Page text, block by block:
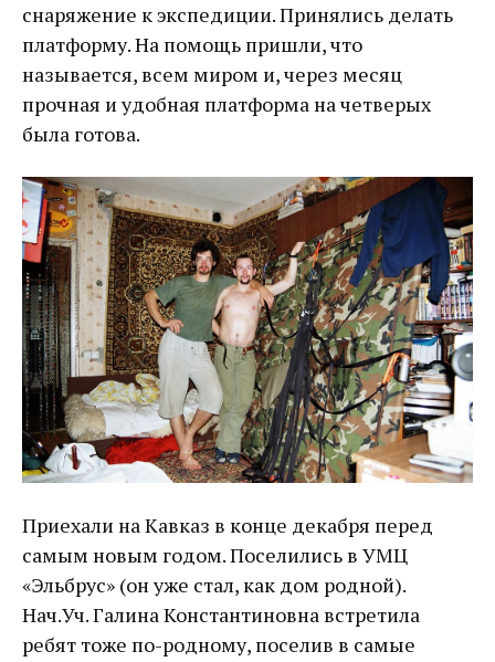
снаряжение к экспедиции. Принялись делать
платформу. На помощь пришли, что
называется, всем миром и, через месяц
прочная и удобная платформа на четверых
была готова.
Приехали на Кавказ в конце декабря перед
самым новым годом. Поселились в УМЦ
«Эльбрус» (он уже стал, как дом родной).
Нач.Уч. Галина Константиновна встретила
ребят тоже по-родному, поселив в самые